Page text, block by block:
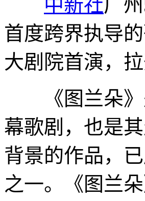
中新社广
首度跨界执导
大剧院首演，
《图兰朵》
幕歌剧，也是
背景的作品，
之一。《图兰